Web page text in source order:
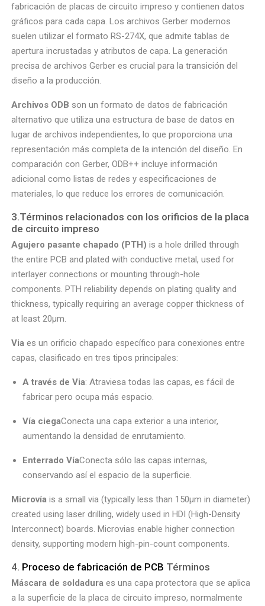
fabricación de placas de circuito impreso y contienen datos
gráficos para cada capa. Los archivos Gerber modernos
suelen utilizar el formato RS-274X, que admite tablas de
apertura incrustadas y atributos de capa. La generación
precisa de archivos Gerber es crucial para la transición del
diseño a la producción.
Archivos ODB son un formato de datos de fabricación
alternativo que utiliza una estructura de base de datos en
lugar de archivos independientes, lo que proporciona una
representación más completa de la intención del diseño. En
comparación con Gerber, ODB++ incluye información
adicional como listas de redes y especificaciones de
materiales, lo que reduce los errores de comunicación.
3.Términos relacionados con los orificios de la placa
de circuito impreso
Agujero pasante chapado (PTH) is a hole drilled through
the entire PCB and plated with conductive metal, used for
interlayer connections or mounting through-hole
components. PTH reliability depends on plating quality and
thickness, typically requiring an average copper thickness of
at least 20μm.
Via es un orificio chapado específico para conexiones entre
capas, clasificado en tres tipos principales:
A través de Via: Atraviesa todas las capas, es fácil de
fabricar pero ocupa más espacio.
Vía ciegaConecta una capa exterior a una interior,
aumentando la densidad de enrutamiento.
Enterrado VíaConecta sólo las capas internas,
conservando así el espacio de la superficie.
Microvía is a small via (typically less than 150μm in diameter)
created using laser drilling, widely used in HDI (High-Density
Interconnect) boards. Microvias enable higher connection
density, supporting modern high-pin-count components.
4. Proceso de fabricación de PCB Términos
Máscara de soldadura es una capa protectora que se aplica
a la superficie de la placa de circuito impreso, normalmente